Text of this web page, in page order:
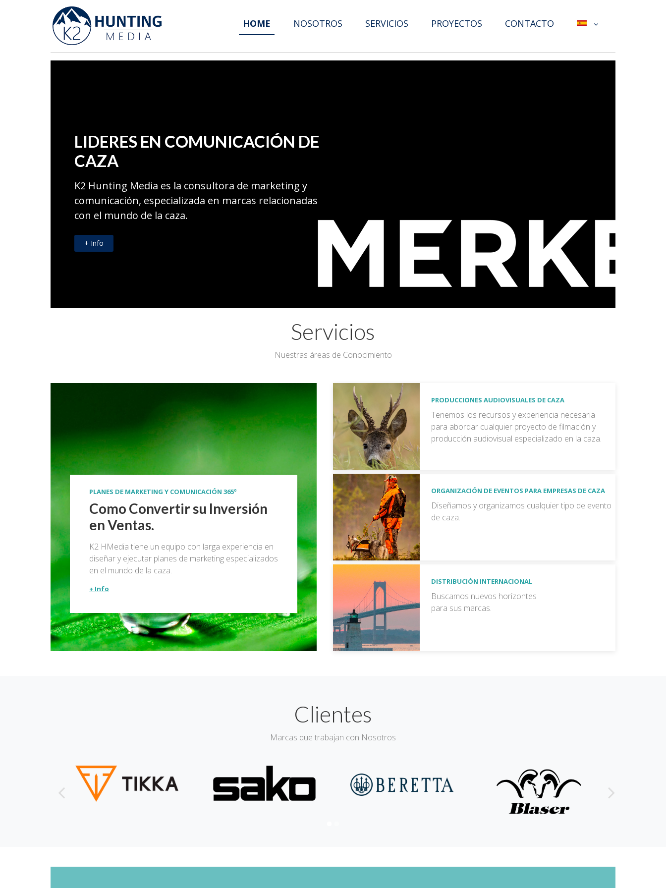
HOME NOSOTROS SERVICIOS PROYECTOS CONTACTO
LIDERES EN COMUNICACIÓN DE
CAZA
K2 Hunting Media es la consultora de marketing y
comunicación, especializada en marcas relacionadas
con el mundo de la caza.
+ Info
Servicios
Nuestras áreas de Conocimiento
PLANES DE MARKETING Y COMUNICACIÓN 365º
Como Convertir su Inversión
en Ventas.
K2 HMedia tiene un equipo con larga experiencia en
diseñar y ejecutar planes de marketing especializados
en el mundo de la caza.
+ Info
PRODUCCIONES AUDIOVISUALES DE CAZA
Tenemos los recursos y experiencia necesaria
para abordar cualquier proyecto de filmación y
producción audiovisual especializado en la caza.
ORGANIZACIÓN DE EVENTOS PARA EMPRESAS DE CAZA
Diseñamos y organizamos cualquier tipo de evento
de caza.
DISTRIBUCIÓN INTERNACIONAL
Buscamos nuevos horizontes
para sus marcas.
Clientes
Marcas que trabajan con Nosotros